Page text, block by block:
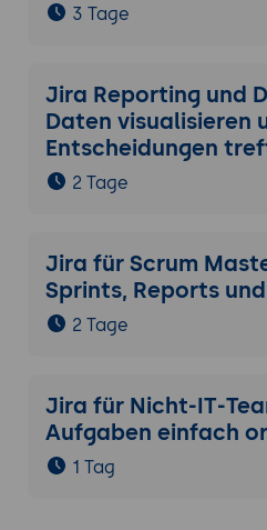
3 Tage
Jira Reporting und
Daten visualisieren
Entscheidungen
2 Tage
Jira für Scrum
Sprints, Reports
2 Tage
Jira für Nicht-IT-
Aufgaben einfach
1 Tag